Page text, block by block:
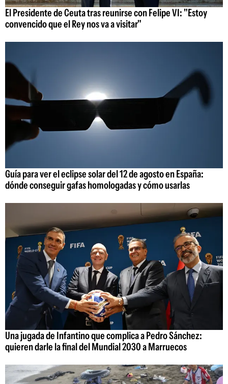
El Presidente de Ceuta tras reunirse con Felipe VI: "Estoy
convencido que el Rey nos va a visitar"
Guía para ver el eclipse solar del 12 de agosto en España:
dónde conseguir gafas homologadas y cómo usarlas
Una jugada de Infantino que complica a Pedro Sánchez:
quieren darle la final del Mundial 2030 a Marruecos